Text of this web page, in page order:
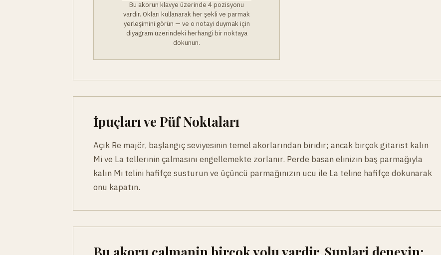
Bu akorun klavye üzerinde 4 pozisyonu
vardir. Okları kullanarak her şekli ve parmak
yerleşimini görün — ve o notayi duymak için
diyagram üzerindeki herhangi bir noktaya
dokunun.
İpuçları ve Püf Noktaları
Açık Re majör, başlangıç seviyesinin temel akorlarından biridir; ancak birçok gitarist kalın
Mi ve La tellerinin çalmasını engellemekte zorlanır. Perde basan elinizin baş parmağıyla
kalın Mi telini hafifçe susturun ve üçüncü parmağınızın ucu ile La teline hafifçe dokunarak
onu kapatın.
Bu akoru çalmanin bircok yolu vardir. Sunlari deneyin: